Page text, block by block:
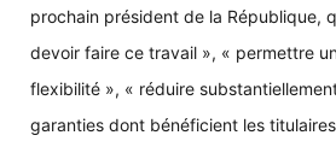
prochain président de la République,
devoir faire ce travail », « permettre
flexibilité », « réduire
garanties dont bénéficient les